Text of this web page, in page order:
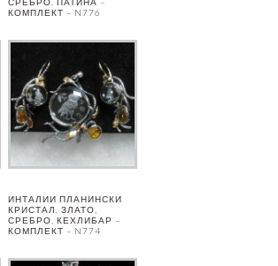
КОМПЛЕКТ – N776
ИНТАЛИИ ПЛАНИНСКИ
КРИСТАЛ, ЗЛАТО,
СРЕБРО, КЕХЛИБАР –
КОМПЛЕКТ – N774